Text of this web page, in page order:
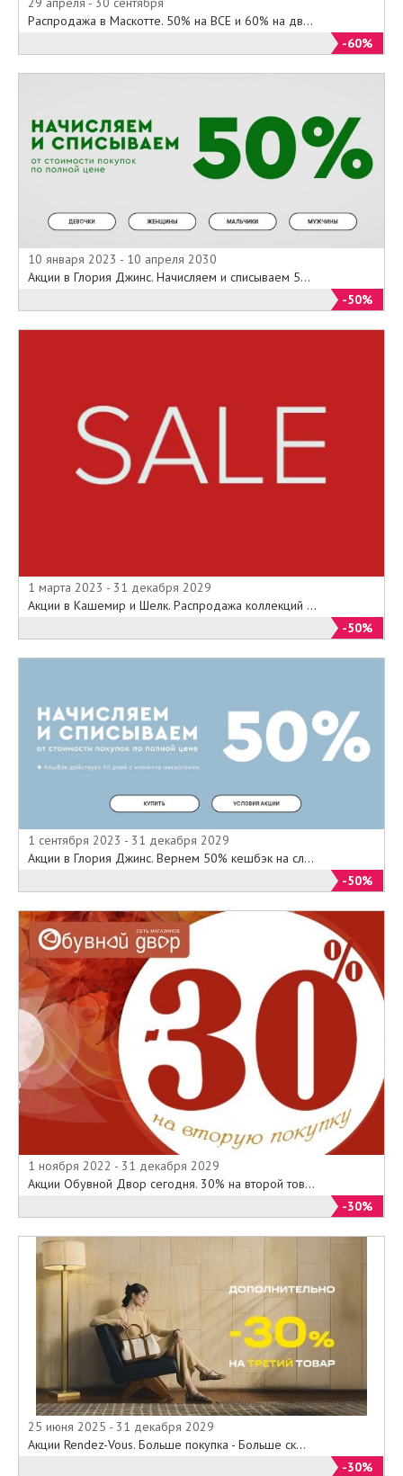
Распродажа в Маскотте. 50% на ВСЕ и 60% на дв...
-60%
10 января 2023 - 10 апреля 2030
Акции в Глория Джинс. Начисляем и списываем 5...
-50%
1 марта 2023 - 31 декабря 2029
Акции в Кашемир и Шелк. Распродажа коллекций ...
-50%
1 сентября 2023 - 31 декабря 2029
Акции в Глория Джинс. Вернем 50% кешбэк на сл...
-50%
1 ноября 2022 - 31 декабря 2029
Акции Обувной Двор сегодня. 30% на второй тов...
-30%
25 июня 2025 - 31 декабря 2029
Акции Rendez-Vous. Больше покупка - Больше ск...
-30%